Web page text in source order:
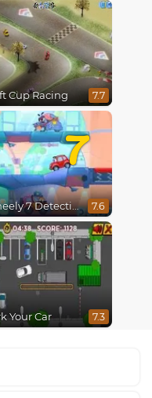
Cup Racing 7.7
7
Wheely 7 Detective 7.6
Your Car 7.3